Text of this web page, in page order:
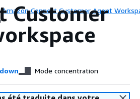
Amazon Connect Customer Agent
Customer
Mode concentration